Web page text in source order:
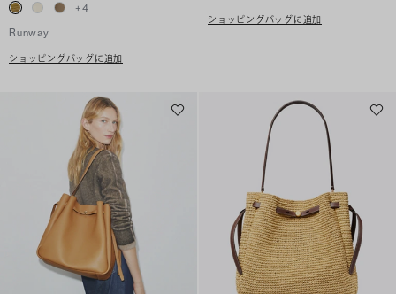
+4
Runway
ショッピングバッグに追加
ショッピングバッグに追加